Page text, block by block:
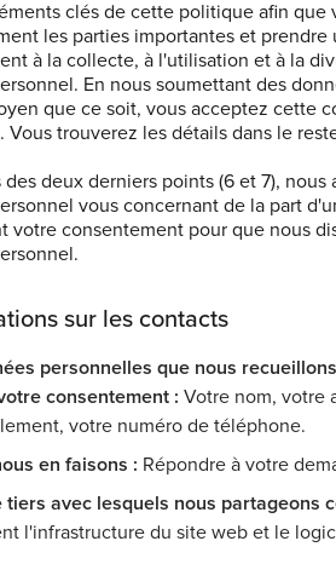
clés de cette politique afin que
les parties importantes et
à la collecte, à l'utilisation et à la
En nous soumettant des
que ce soit, vous acceptez cette
Vous trouverez les détails dans le
des deux derniers points (6 et 7), nous
vous concernant de la part
votre consentement pour que nous
sur les contacts
personnelles que nous
consentement : Votre nom, votre
votre numéro de téléphone.
en faisons : Répondre à votre
tiers avec lesquels nous partageons
l'infrastructure du site web et le